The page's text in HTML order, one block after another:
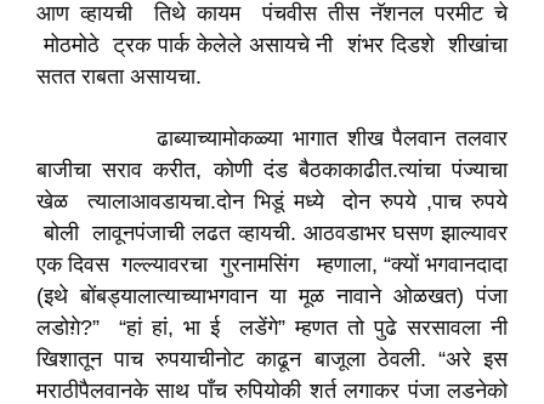
आण व्हायची तिथे कायम पंचवीस तीस नॅशनल परमीट चे
मोठमोठे ट्रक पार्क केलेले असायचे नी शंभर दिडशे शीखांचा
सतत राबता असायचा.
ढाब्याच्यामोकळ्या भागात शीख पैलवान तलवार
बाजीचा सराव करीत, कोणी दंड बैठकाकाढीत.त्यांचा पंज्याचा
खेळ त्यालाआवडायचा.दोन भिडूं मध्ये दोन रुपये ,पाच रुपये
बोली लावूनपंजाची लढत व्हायची. आठवडाभर घसण झाल्यावर
एक दिवस गल्ल्यावरचा गुरनामसिंग म्हणाला, “क्यों भगवानदादा
(इथे बोंबड्यालात्याच्याभगवान या मूळ नावाने ओळखत) पंजा
लडोग़े?” “हां हां, भा ई लडेंगे” म्हणत तो पुढे सरसावला नी
खिशातून पाच रुपयाचीनोट काढून बाजूला ठेवली. “अरे इस
मराठीपैलवानके साथ पाँच रुपियोकी शर्त लगाकर पंजा लडनेको